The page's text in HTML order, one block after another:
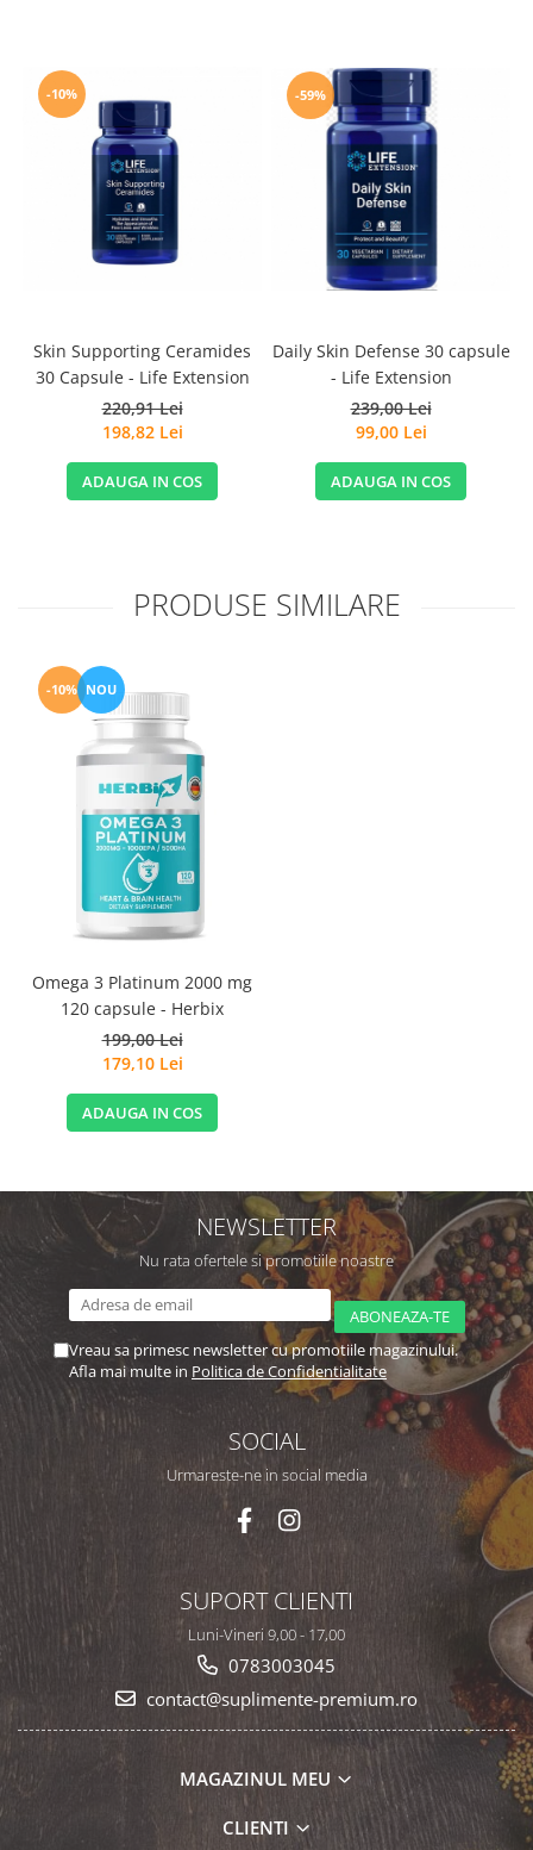
-10%
Skin Supporting Ceramides
30 Capsule - Life Extension
220,91 Lei
198,82 Lei
ADAUGA IN COS
-59%
Daily Skin Defense 30 capsule
- Life Extension
239,00 Lei
99,00 Lei
ADAUGA IN COS
PRODUSE SIMILARE
-10% NOU
Omega 3 Platinum 2000 mg
120 capsule - Herbix
199,00 Lei
179,10 Lei
ADAUGA IN COS
NEWSLETTER
Nu rata ofertele si promotiile noastre
Vreau sa primesc newsletter cu promotiile magazinului.
Afla mai multe in Politica de Confidentialitate
SOCIAL
Urmareste-ne in social media
SUPORT CLIENTI
Luni-Vineri 9,00 - 17,00
0783003045
contact@suplimente-premium.ro
MAGAZINUL MEU
CLIENTI